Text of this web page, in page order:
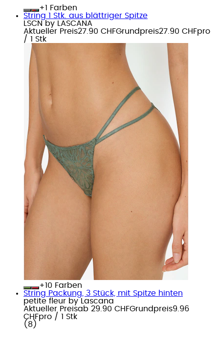
+
Farben
String 1 Stk. aus blättriger Spitze
LSCN by LASCANA
Aktueller Preis27.90 CHFGrundpreis27.90 CHFpro
/ 1 Stk
+
Farben
String Packung, 3 Stück, mit Spitze hinten
petite fleur by Lascana
Aktueller Preisab 29.90 CHFGrundpreis9.96
CHFpro / 1 Stk
( 8 )